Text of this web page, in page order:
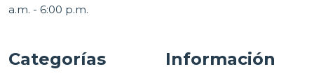
a.m. - 6:00 p.m.
Categorías Información